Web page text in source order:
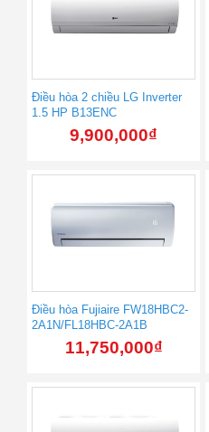
Điều hòa 2 chiều LG Inverter
1.5 HP B13ENC
9,900,000₫
Điều hòa Fujiaire FW18HBC2-
2A1N/FL18HBC-2A1B
11,750,000₫